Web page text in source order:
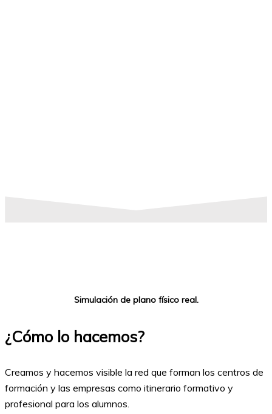
Simulación de plano físico real.
¿Cómo lo hacemos?
Creamos y hacemos visible la red que forman los centros de
formación y las empresas como itinerario formativo y
profesional para los alumnos.